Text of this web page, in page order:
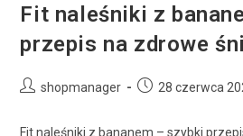
Fit naleśniki z
przepis na zdrowe
shopmanager 28 czerwca
Fit naleśniki z bananem – szybki